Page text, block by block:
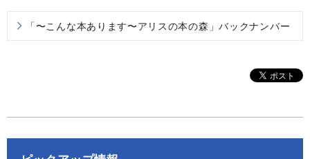
「〜こんな本あります〜アリスの本の森」バックナンバー